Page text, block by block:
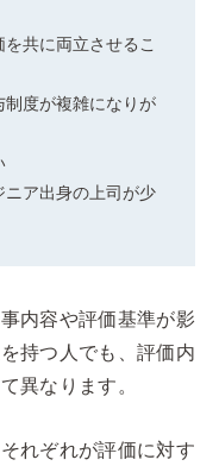
共に両立させるこ
度が複雑になりが
ア出身の上司が少
内容や評価基準が影
持つ人でも、評価内
異なります。
れぞれが評価に対す